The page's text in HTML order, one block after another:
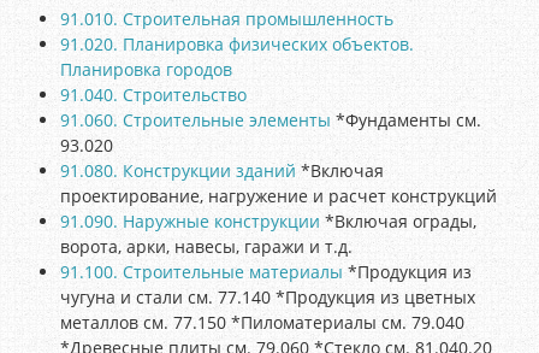
91.010. Строительная промышленность
91.020. Планировка физических объектов.
Планировка городов
91.040. Строительство
91.060. Строительные элементы*Фундаменты см.
93.020
91.080. Конструкции зданий*Включая
проектирование, нагружение и расчет конструкций
91.090. Наружные конструкции*Включая ограды,
ворота, арки, навесы, гаражи и т.д.
91.100. Строительные материалы*Продукция из
чугуна и стали см. 77.140 *Продукция из цветных
металлов см. 77.150 *Пиломатериалы см. 79.040
*Древесные плиты см. 79.060 *Стекло см. 81.040.20